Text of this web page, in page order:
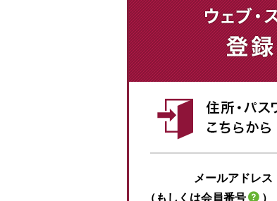
メールアドレス
（もしくは会員番号
）